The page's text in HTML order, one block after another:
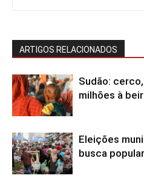
ARTIGOS RELACIONADOS
Sudão:
milhões à
Eleições
busca